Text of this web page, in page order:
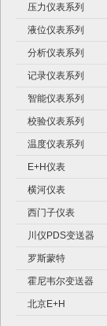
压力仪表系列
液位仪表系列
分析仪表系列
记录仪表系列
智能仪表系列
校验仪表系列
温度仪表系列
E+H仪表
横河仪表
西门子仪表
川仪PDS变送器
罗斯蒙特
霍尼韦尔变送器
北京E+H